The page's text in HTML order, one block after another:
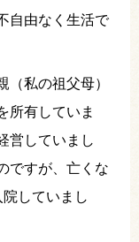
自由なく生活で
私の祖父母）
所有していま
営していまし
ですが、亡くな
していまし